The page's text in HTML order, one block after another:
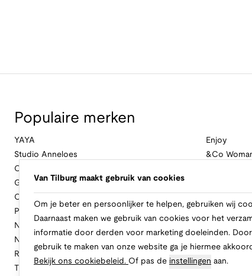
Populaire merken
YAYA
Studio Anneloes
Cambio
Geisha
Cast Iron
Profuomo
No Excess
New Balance
Rinascimento
Enjoy
&Co
Van Tilburg maakt gebruik van cookies
Om je beter en persoonlijker te helpen, gebruiken wij
Daarnaast maken we gebruik van cookies voor het
informatie door derden voor marketing doeleinden.
gebruik te maken van onze website ga je hiermee
Bekijk ons cookiebeleid. Of pas de instellingen aan.